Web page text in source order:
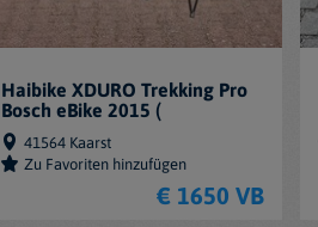
Haibike XDURO Trekking Pro
Bosch eBike 2015 (
41564 Kaarst
Zu Favoriten hinzufügen
€ 1650 VB